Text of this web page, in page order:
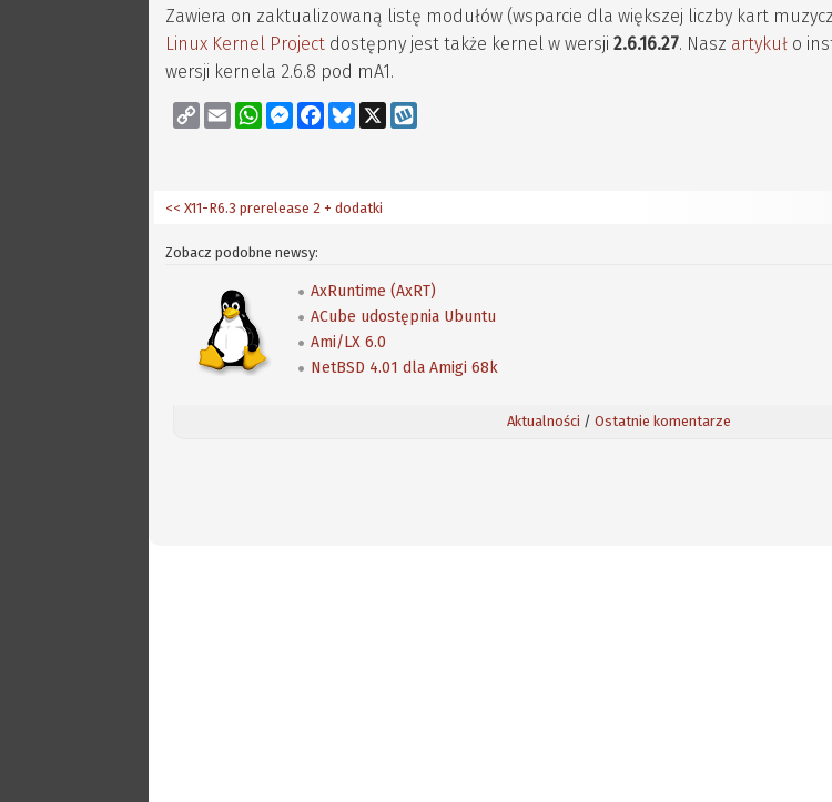
Zawiera on zaktualizowaną listę modułów (wsparcie dla większej liczby kart
Linux Kernel Project dostępny jest także kernel w wersji2.6.16.27. Nasz artykuł o
wersji kernela 2.6.8 pod mA1.
Copy
Link
Email WhatsAppMessenger
FacebookBluesky
X
<< X11-R6.3 prerelease 2 + dodatki
Zobacz podobne newsy:
AxRuntime (AxRT)
ACube udostępnia Ubuntu
Ami/LX 6.0
NetBSD 4.01 dla Amigi 68k
Aktualności / Ostatnie komentarze